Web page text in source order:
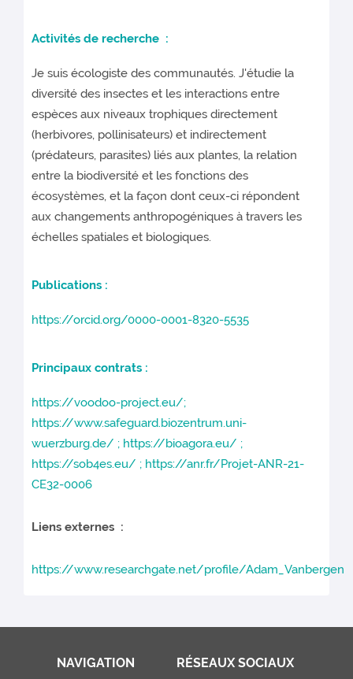
Activités de recherche :
Je suis écologiste des communautés. J'étudie la
diversité des insectes et les interactions entre
espèces aux niveaux trophiques directement
(herbivores, pollinisateurs) et indirectement
(prédateurs, parasites) liés aux plantes, la relation
entre la biodiversité et les fonctions des
écosystèmes, et la façon dont ceux-ci répondent
aux changements anthropogéniques à travers les
échelles spatiales et biologiques.
Publications :
https://orcid.org/0000-0001-8320-5535
Principaux contrats :
https://voodoo-project.eu/;
https://www.safeguard.biozentrum.uni-
wuerzburg.de/ ; https://bioagora.eu/ ;
https://sob4es.eu/ ; https://anr.fr/Projet-ANR-21-
CE32-0006
Liens externes :
https://www.researchgate.net/profile/Adam_Vanbergen
NAVIGATION RÉSEAUX SOCIAUX